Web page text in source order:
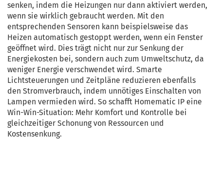
senken, indem die Heizungen nur dann aktiviert werden,
wenn sie wirklich gebraucht werden. Mit den
entsprechenden Sensoren kann beispielsweise das
Heizen automatisch gestoppt werden, wenn ein Fenster
geöffnet wird. Dies trägt nicht nur zur Senkung der
Energiekosten bei, sondern auch zum Umweltschutz, da
weniger Energie verschwendet wird. Smarte
Lichtsteuerungen und Zeitpläne reduzieren ebenfalls
den Stromverbrauch, indem unnötiges Einschalten von
Lampen vermieden wird. So schafft Homematic IP eine
Win-Win-Situation: Mehr Komfort und Kontrolle bei
gleichzeitiger Schonung von Ressourcen und
Kostensenkung.